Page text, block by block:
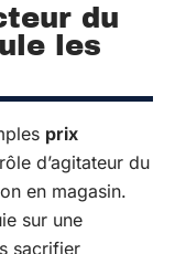
du
les
prix
d’agitateur du
en magasin.
sur une
sacrifier